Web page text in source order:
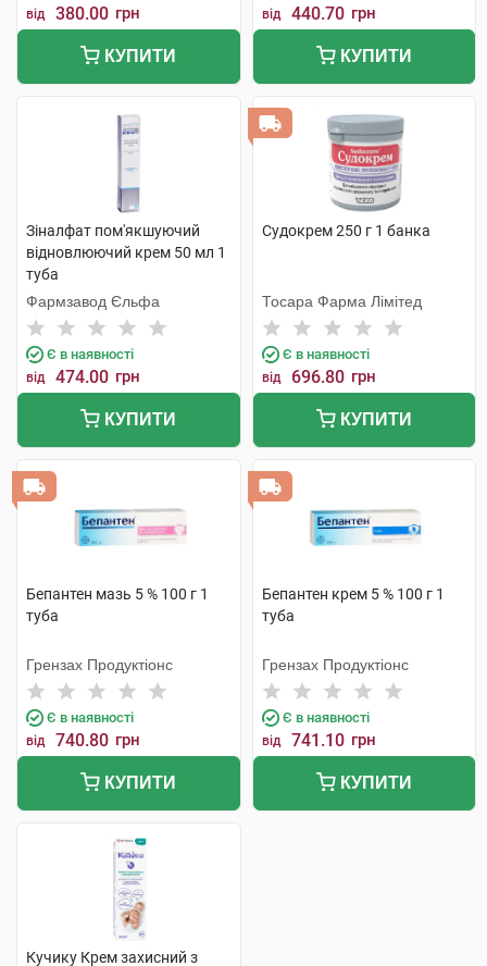
від 380.00 грн
КУПИТИ
від 440.70 грн
КУПИТИ
Зіналфат пом'якшуючий
відновлюючий крем 50 мл 1
туба
Фармзавод Єльфа
Є в наявності
від 474.00 грн
КУПИТИ
Судокрем 250 г 1 банка
Тосара Фарма Лімітед
Є в наявності
від 696.80 грн
КУПИТИ
Бепантен мазь 5 % 100 г 1
туба
Грензах Продуктіонс
Є в наявності
від 740.80 грн
КУПИТИ
Бепантен крем 5 % 100 г 1
туба
Грензах Продуктіонс
Є в наявності
від 741.10 грн
КУПИТИ
Кучику Крем захисний з